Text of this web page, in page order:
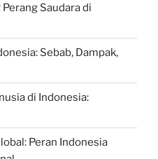
Saudara di
Sebab, Dampak,
di Indonesia:
Peran Indonesia